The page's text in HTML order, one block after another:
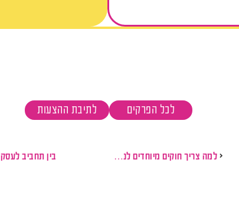
לכל הפרקים לתיבת ההצעות
למה צריך חוקים מיוחדים לנשים? בין תחביב לעסק